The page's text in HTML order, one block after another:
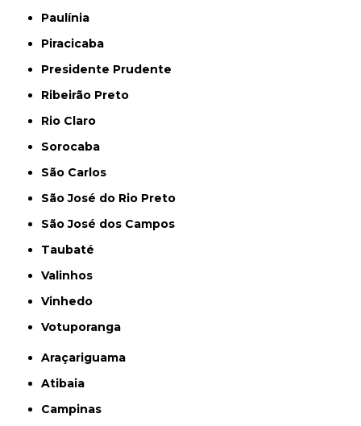
Paulínia
Piracicaba
Presidente Prudente
Ribeirão Preto
Rio Claro
Sorocaba
São Carlos
São José do Rio Preto
São José dos Campos
Taubaté
Valinhos
Vinhedo
Votuporanga
Araçariguama
Atibaia
Campinas